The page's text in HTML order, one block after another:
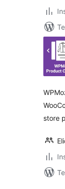
store